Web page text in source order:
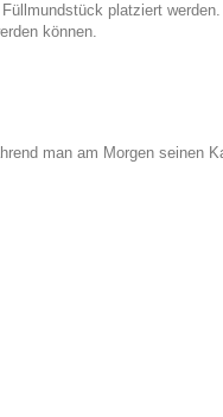
platziert
können.
man am Morgen seinen